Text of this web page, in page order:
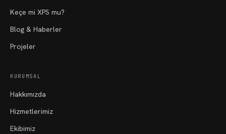
Keçe mi XPS mu?
Blog & Haberler
Projeler
KURUMSAL
Hakkımızda
Hizmetlerimiz
Ekibimiz